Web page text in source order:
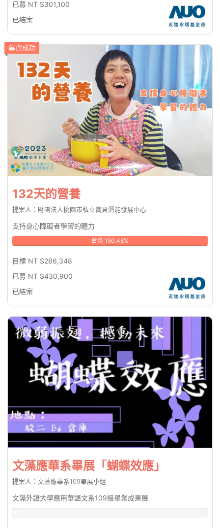
已募 NT $301,100
已結案
募資成功
132天的營養
提案人：財團法人桃園市私立寶貝潛能發展中心
支持身心障礙者學習的體力
台幣 150.48%
目標 NT $286,348
已募 NT $430,900
已結案
文藻應華系畢展「蝴蝶效應」
提案人：文藻應華系109畢展小組
文藻外語大學應用華語文系109級畢業成果展